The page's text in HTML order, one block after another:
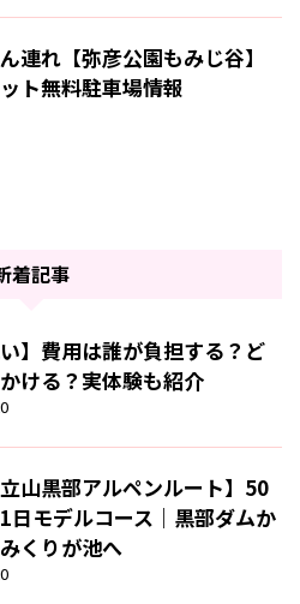
連れ【弥彦公園もみじ谷】
ト無料駐車場情報
着記事
い】費用は誰が負担する？ど
ける？実体験も紹介
立山黒部アルペンルート】50
日モデルコース｜黒部ダムか
くりが池へ